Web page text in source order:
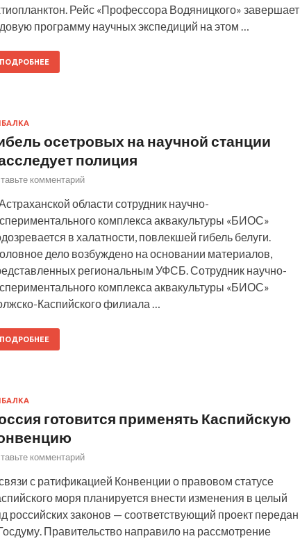
Рейс «Профессора Водяницкого» завершает
программу научных экспедиций на этом …
ПОДРОБНЕЕ
осетровых на научной станции
полиция
комментарий
области сотрудник научно-
комплекса аквакультуры «БИОС»
в халатности, повлекшей гибель белуги.
дело возбуждено на основании материалов,
региональным УФСБ. Сотрудник научно-
комплекса аквакультуры «БИОС»
Каспийского филиала …
ПОДРОБНЕЕ
готовится применять Каспийскую
комментарий
с ратификацией Конвенции о правовом статусе
моря планируется внести изменения в целый
российских законов — соответствующий проект передан
Правительство направило на рассмотрение